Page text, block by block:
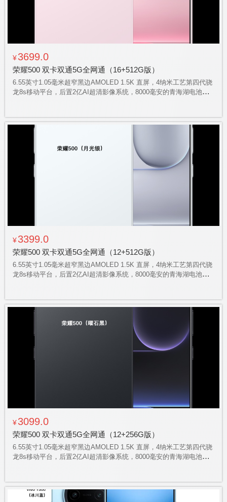
¥3699.0
荣耀500 双卡双通5G全网通（16+512G版）
6.55英寸1.05毫米超窄黑边AMOLED 1.5K 直屏，4纳米工艺第四代骁
龙8s移动平台，后置2亿AI超清影像系统，8000毫安的青海湖电池，
¥3399.0
荣耀500 双卡双通5G全网通（12+512G版）
6.55英寸1.05毫米超窄黑边AMOLED 1.5K 直屏，4纳米工艺第四代骁
龙8s移动平台，后置2亿AI超清影像系统，8000毫安的青海湖电池，
¥3099.0
荣耀500 双卡双通5G全网通（12+256G版）
6.55英寸1.05毫米超窄黑边AMOLED 1.5K 直屏，4纳米工艺第四代骁
龙8s移动平台，后置2亿AI超清影像系统，8000毫安的青海湖电池，